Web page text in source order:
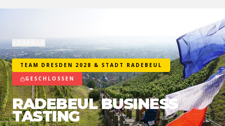
TEAM DRESDEN 2028 & STADT RADEBEUL
GESCHLOSSEN
RADEBEUL BUSINESS
TASTING